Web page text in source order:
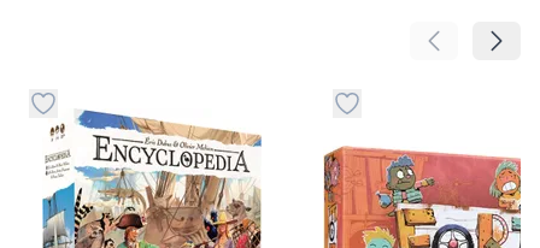
Pomeranje
Dugme za dodavanje stvari u kategoriju omiljeno
Dugme za dodavanje